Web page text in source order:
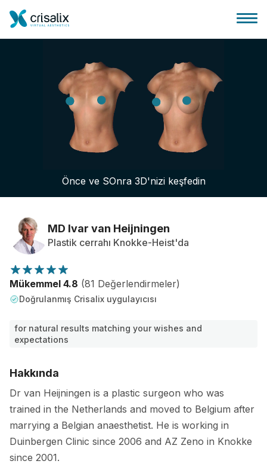
Cerrah ana sayfası
3D İş Platformu
Hasta incelemeleri
Önce ve SOnra 3D'nizi keşfedin
MD Ivar van Heijningen
Plastik cerrahı Knokke-Heist'da
Mükemmel 4.8 (81 Değerlendirmeler)
Doğrulanmış Crisalix uygulayıcısı
for natural results matching your wishes and
expectations
Hakkında
Dr van Heijningen is a plastic surgeon who was
trained in the Netherlands and moved to Belgium after
marrying a Belgian anaesthetist. He is working in
Duinbergen Clinic since 2006 and AZ Zeno in Knokke
since 2001.